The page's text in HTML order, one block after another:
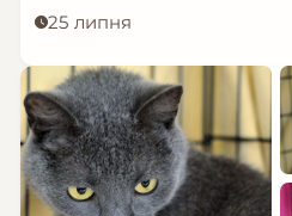
25 липня